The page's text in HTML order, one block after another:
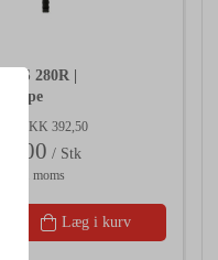
S 280R |
DKK 392,50
/ Stk
moms
Læg i kurv